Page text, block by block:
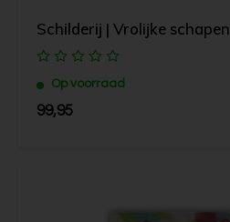
Schilderij | Vrolijke schapen
Op voorraad
99,95